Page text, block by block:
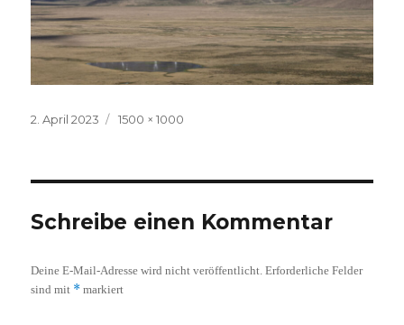
Veröffentlicht
2. April 2023
Volle
1500 × 1000
Schreibe einen Kommentar
Deine E-Mail-Adresse wird nicht veröffentlicht. Erforderliche Felder
sind mit * markiert